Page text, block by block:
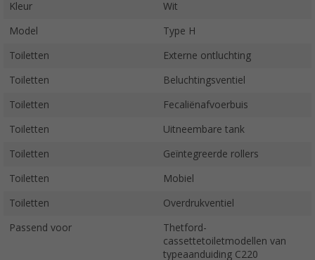
Kleur Wit
Model Type H
Toiletten Externe ontluchting
Toiletten Beluchtingsventiel
Toiletten Fecaliënafvoerbuis
Toiletten Uitneembare tank
Toiletten Geïntegreerde rollers
Toiletten Mobiel
Toiletten Overdrukventiel
Passend voor
Thetford-
cassettetoiletmodellen van
typeaanduiding C220